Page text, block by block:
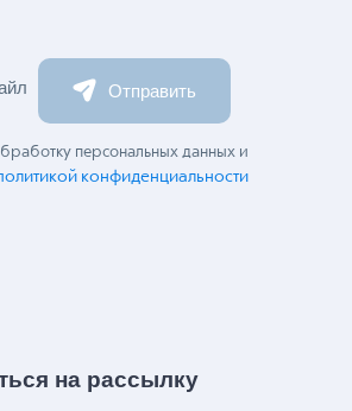
Отправить
персональных данных и
конфиденциальности
на рассылку